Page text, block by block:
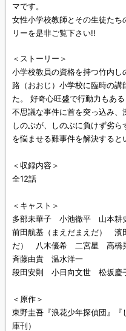
マです。
女性小学校教師とその生徒た
リーを是非ご覧下さい!!
＜ストーリー＞
小学校教員の資格を持つ竹内
路（おおじ）小学校に臨時の
た。 好奇心旺盛で行動力もあ
不思議な事件に首を突っ込み、
しのぶが、しのぶに負けず劣
を悩ませる難事件を解決すると
＜収録内容＞
全12話
＜キャスト＞
多部未華子 小池徹平 山本耕
前田航基（まえだまえだ） 濱
だ） 八木優希 二宮星 高橋
斉藤由貴 温水洋一
段田安則 小日向文世 松坂慶
＜原作＞
東野圭吾『浪花少年探偵団』
庫刊）